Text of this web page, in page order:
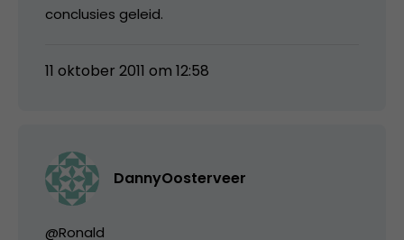
conclusies geleid.
11 oktober 2011 om 12:58
DannyOosterveer
@Ronald